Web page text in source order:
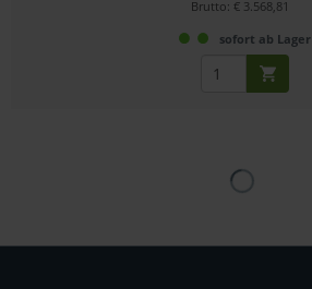
Brutto: € 3.568,81
sofort ab Lager